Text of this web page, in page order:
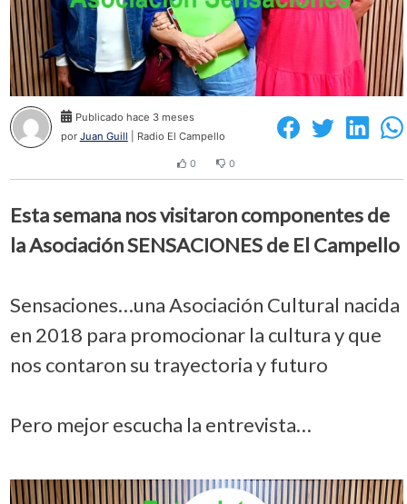
Publicado hace 3 meses
por Juan Guill | Radio El Campello
0 0
Esta semana nos visitaron componentes de
la Asociación SENSACIONES de El Campello
Sensaciones…una Asociación Cultural nacida
en 2018 para promocionar la cultura y que
nos contaron su trayectoria y futuro
Pero mejor escucha la entrevista…